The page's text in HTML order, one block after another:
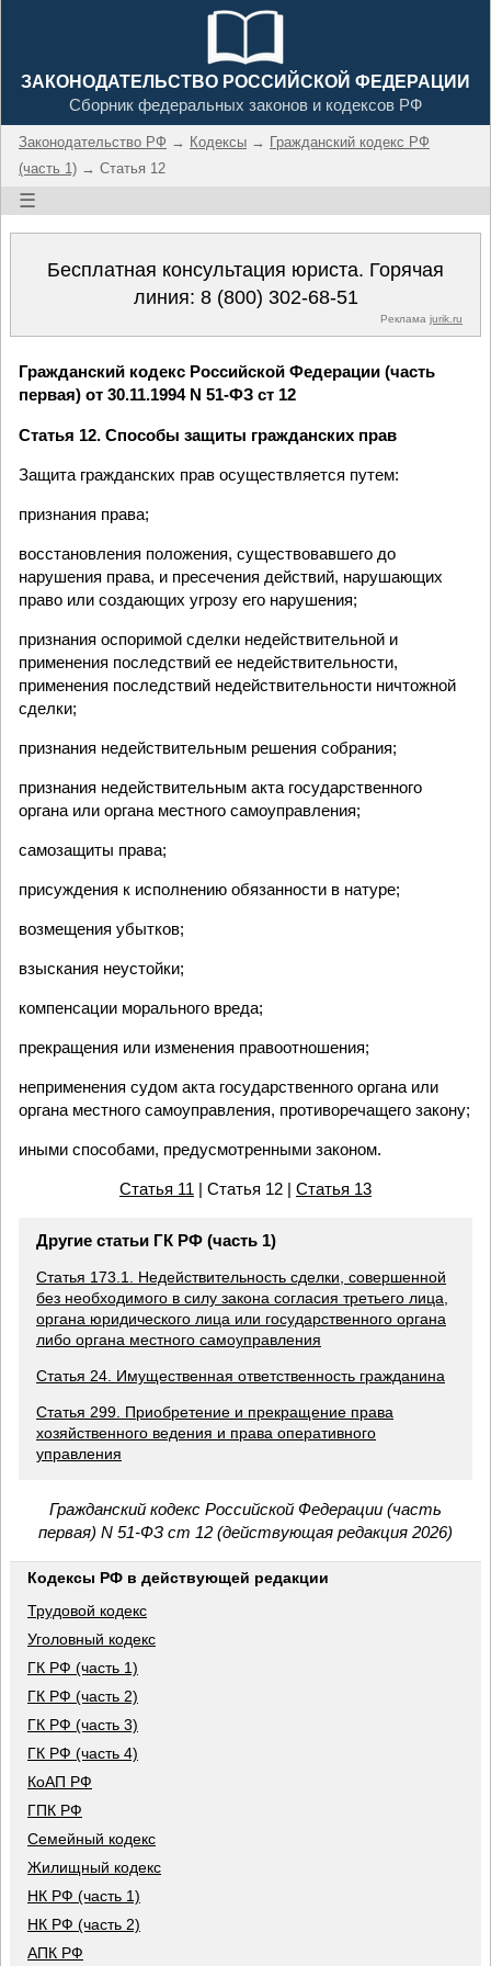
ЗАКОНОДАТЕЛЬСТВО РОССИЙСКОЙ ФЕДЕРАЦИИ
Сборник федеральных законов и кодексов РФ
Законодательство РФ → Кодексы → Гражданский кодекс РФ
(часть 1) → Статья 12
☰
Бесплатная консультация юриста. Горячая
линия: 8 (800) 302-68-51
Реклама jurik.ru
Гражданский кодекс Российской Федерации (часть
первая) от 30.11.1994 N 51-ФЗ ст 12
Статья 12. Способы защиты гражданских прав
Защита гражданских прав осуществляется путем:
признания права;
восстановления положения, существовавшего до
нарушения права, и пресечения действий, нарушающих
право или создающих угрозу его нарушения;
признания оспоримой сделки недействительной и
применения последствий ее недействительности,
применения последствий недействительности ничтожной
сделки;
признания недействительным решения собрания;
признания недействительным акта государственного
органа или органа местного самоуправления;
самозащиты права;
присуждения к исполнению обязанности в натуре;
возмещения убытков;
взыскания неустойки;
компенсации морального вреда;
прекращения или изменения правоотношения;
неприменения судом акта государственного органа или
органа местного самоуправления, противоречащего закону;
иными способами, предусмотренными законом.
Статья 11 | Статья 12 | Статья 13
Другие статьи ГК РФ (часть 1)
Статья 173.1. Недействительность сделки, совершенной
без необходимого в силу закона согласия третьего лица,
органа юридического лица или государственного органа
либо органа местного самоуправления
Статья 24. Имущественная ответственность гражданина
Статья 299. Приобретение и прекращение права
хозяйственного ведения и права оперативного
управления
Гражданский кодекс Российской Федерации (часть
первая) N 51-ФЗ ст 12 (действующая редакция 2026)
Кодексы РФ в действующей редакции
Трудовой кодекс
Уголовный кодекс
ГК РФ (часть 1)
ГК РФ (часть 2)
ГК РФ (часть 3)
ГК РФ (часть 4)
КоАП РФ
ГПК РФ
Семейный кодекс
Жилищный кодекс
НК РФ (часть 1)
НК РФ (часть 2)
АПК РФ